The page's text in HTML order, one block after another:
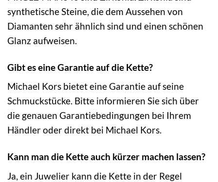
synthetische Steine, die dem Aussehen von
Diamanten sehr ähnlich sind und einen schönen
Glanz aufweisen.
Gibt es eine Garantie auf die Kette?
Michael Kors bietet eine Garantie auf seine
Schmuckstücke. Bitte informieren Sie sich über
die genauen Garantiebedingungen bei Ihrem
Händler oder direkt bei Michael Kors.
Kann man die Kette auch kürzer machen lassen?
Ja, ein Juwelier kann die Kette in der Regel